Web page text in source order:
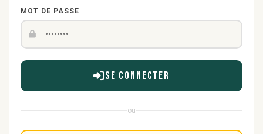
MOT DE PASSE
Se connecter
ou